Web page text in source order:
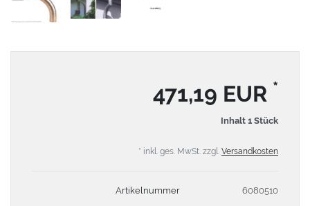
471,19 EUR *
Inhalt 1 Stück
* inkl. ges. MwSt. zzgl. Versandkosten
Artikelnummer 6080510